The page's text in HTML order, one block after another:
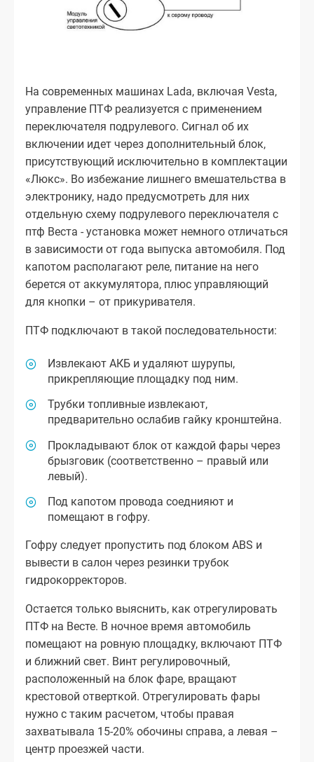
На современных машинах Lada, включая Vesta,
управление ПТФ реализуется с применением
переключателя подрулевого. Сигнал об их
включении идет через дополнительный блок,
присутствующий исключительно в комплектации
«Люкс». Во избежание лишнего вмешательства в
электронику, надо предусмотреть для них
отдельную схему подрулевого переключателя с
птф Веста - установка может немного отличаться
в зависимости от года выпуска автомобиля. Под
капотом располагают реле, питание на него
берется от аккумулятора, плюс управляющий
для кнопки – от прикуривателя.
ПТФ подключают в такой последовательности:
Извлекают АКБ и удаляют шурупы,
прикрепляющие площадку под ним.
Трубки топливные извлекают,
предварительно ослабив гайку кронштейна.
Прокладывают блок от каждой фары через
брызговик (соответственно – правый или
левый).
Под капотом провода соеднияют и
помещают в гофру.
Гофру следует пропустить под блоком ABS и
вывести в салон через резинки трубок
гидрокорректоров.
Остается только выяснить, как отрегулировать
ПТФ на Весте. В ночное время автомобиль
помещают на ровную площадку, включают ПТФ
и ближний свет. Винт регулировочный,
расположенный на блок фаре, вращают
крестовой отверткой. Отрегулировать фары
нужно с таким расчетом, чтобы правая
захватывала 15-20% обочины справа, а левая –
центр проезжей части.